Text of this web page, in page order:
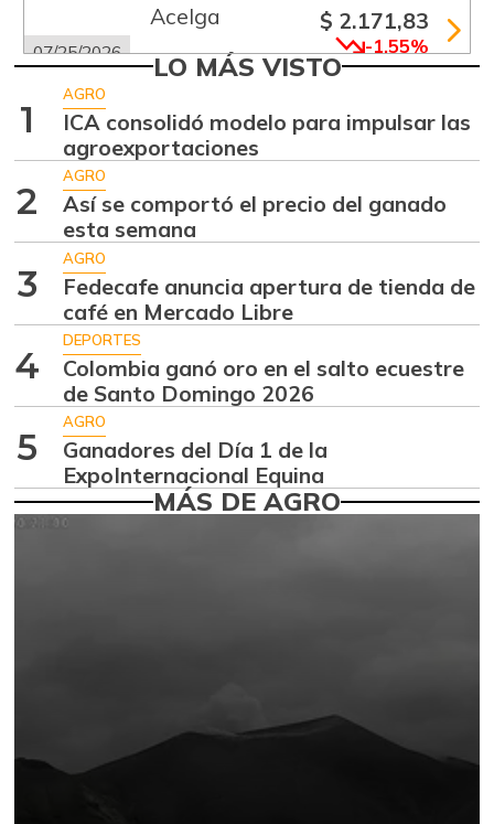
Acelga
07/25/2026
$ 2.171,83
-1,55%
Aguacate común
07/25/2026 +6,24%
Aguacate hass
07/25/2026
$ 7.289,10
-2,98%
Aguacate
07/25/2026
$ 8.366,30
-1,18%
Ahuyama
07/25/2026 -0,51%
Ahuyamín
07/25/2026
$ 1.672,87
Ajo
07/25/2026
$ 6.102,86
-2,18%
07/25/2026
$ 9.411,93
-1,17%
LO MÁS VISTO
1
AGRO
ICA consolidó modelo para impulsar las
agroexportaciones
2
AGRO
Así se comportó el precio del ganado
esta semana
3
AGRO
Fedecafe anuncia apertura de tienda de
café en Mercado Libre
4
DEPORTES
Colombia ganó oro en el salto ecuestre
de Santo Domingo 2026
5
AGRO
Ganadores del Día 1 de la
ExpoInternacional Equina
MÁS DE AGRO